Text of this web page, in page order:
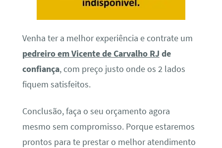
Venha ter a melhor experiência e contrate um
pedreiro em Vicente de Carvalho RJ de
confiança, com preço justo onde os 2 lados
fiquem satisfeitos.
Conclusão, faça o seu orçamento agora
mesmo sem compromisso. Porque estaremos
prontos para te prestar o melhor atendimento